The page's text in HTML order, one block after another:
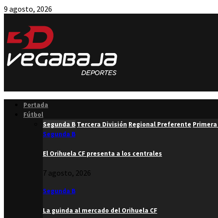
9 agosto, 2026
Portada
Fútbol
Segunda B Tercera División Regional Preferente
Segunda B
El Orihuela CF presenta a los centrales
7 agosto, 2026
Segunda B
La guinda al mercado del Orihuela CF